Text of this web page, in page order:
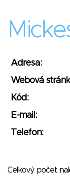
Adresa:
Webová
Kód:
E-mail:
Telefon:
Celkový počet